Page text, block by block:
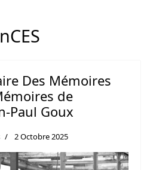
Des Mémoires
de
Paul Goux
2 Octobre 2025